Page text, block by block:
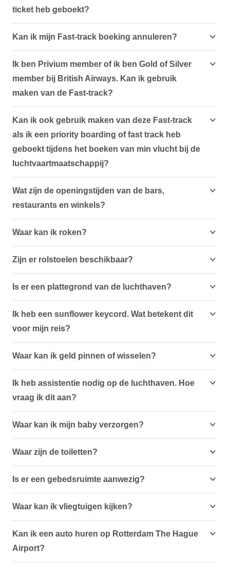
ticket heb geboekt?
Kan ik mijn Fast-track boeking annuleren?
Ik ben Privium member of ik ben Gold of Silver
member bij British Airways. Kan ik gebruik
maken van de Fast-track?
Kan ik ook gebruik maken van deze Fast-track
als ik een priority boarding of fast track heb
geboekt tijdens het boeken van min vlucht bij de
luchtvaartmaatschappij?
Wat zijn de openingstijden van de bars,
restaurants en winkels?
Waar kan ik roken?
Zijn er rolstoelen beschikbaar?
Is er een plattegrond van de luchthaven?
Ik heb een sunflower keycord. Wat betekent dit
voor mijn reis?
Waar kan ik geld pinnen of wisselen?
Ik heb assistentie nodig op de luchthaven. Hoe
vraag ik dit aan?
Waar kan ik mijn baby verzorgen?
Waar zijn de toiletten?
Is er een gebedsruimte aanwezig?
Waar kan ik vliegtuigen kijken?
Kan ik een auto huren op Rotterdam The Hague
Airport?